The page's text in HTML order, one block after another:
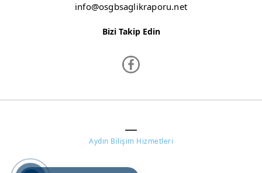
ZONGULDAK
info@osgbsaglikraporu.net
Bizi Takip Edin
Aydın Bilişim Hizmetleri